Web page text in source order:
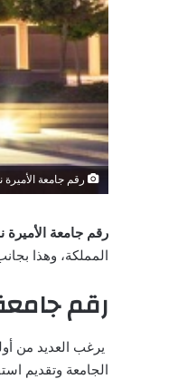
رقم جامعة الأميرة
رقم جامعة الأميرة
المملكة، وهذا
رقم
يرغب العديد من
الجامعة وتقديم